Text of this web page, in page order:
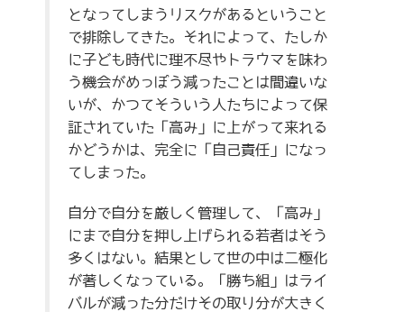
となってしまうリスクがあるということ
で排除してきた。それによって、たしか
に子ども時代に理不尽やトラウマを味わ
う機会がめっぽう減ったことは間違いな
いが、かつてそういう人たちによって保
証されていた「高み」に上がって来れる
かどうかは、完全に「自己責任」になっ
てしまった。
自分で自分を厳しく管理して、「高み」
にまで自分を押し上げられる若者はそう
多くはない。結果として世の中は二極化
が著しくなっている。「勝ち組」はライ
バルが減った分だけその取り分が大きく